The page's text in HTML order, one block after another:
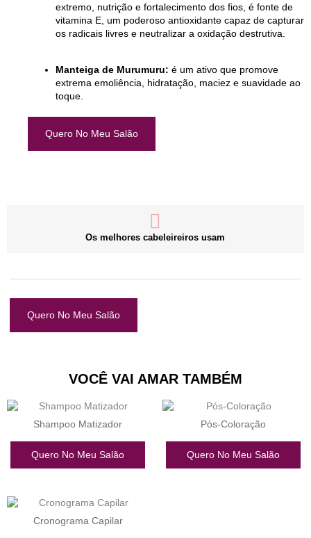
extremo, nutrição e fortalecimento dos fios, é fonte de
vitamina E, um poderoso antioxidante capaz de capturar
os radicais livres e neutralizar a oxidação destrutiva.
Manteiga de Murumuru: é um ativo que promove
extrema emoliência, hidratação, maciez e suavidade ao
toque.
Quero No Meu Salão
Os melhores cabeleireiros usam
Quero No Meu Salão
VOCÊ VAI AMAR TAMBÉM
Shampoo Matizador
Quero No Meu Salão
Pós-Coloração
Quero No Meu Salão
Cronograma Capilar